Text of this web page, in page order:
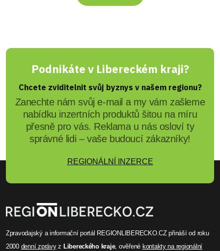
Podnikáte v Libereckém kraji?
Chcete zviditelnit svůj byznys v našem regionu?
Zanechte nám svůj e-mail a my vám zašleme
nabídku inzertních produktů šitou na míru
přesně pro vás. Reklama u nás osloví ty
správné lidi – vaše budoucí zákazníky!
REGIONÁLNÍ INZERCE
Zpravodajský a informační portál REGIONLIBERECKO.CZ přináší od roku
2000 denní zprávyz Libereckého kraje, ověřené kontakty na regionální